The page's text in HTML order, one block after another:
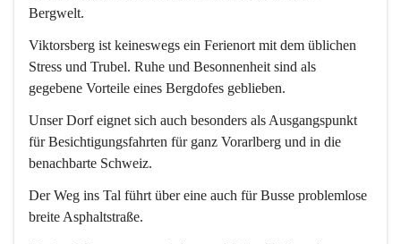
Bergwelt.
Viktorsberg ist keineswegs ein Ferienort mit dem üblichen
Stress und Trubel. Ruhe und Besonnenheit sind als
gegebene Vorteile eines Bergdofes geblieben.
Unser Dorf eignet sich auch besonders als Ausgangspunkt
für Besichtigungsfahrten für ganz Vorarlberg und in die
benachbarte Schweiz.
Der Weg ins Tal führt über eine auch für Busse problemlose
breite Asphaltstraße.